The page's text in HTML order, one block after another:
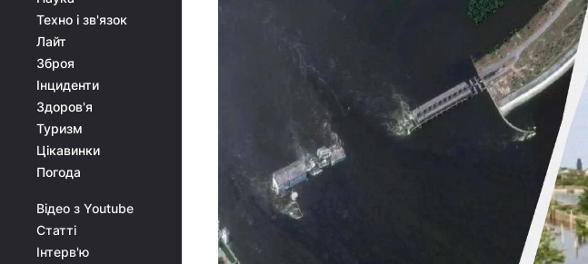
Техно і зв'язок
Лайт
Зброя
Інциденти
Здоров'я
Туризм
Цікавинки
Погода
Відео з Youtube
Статті
Інтерв'ю